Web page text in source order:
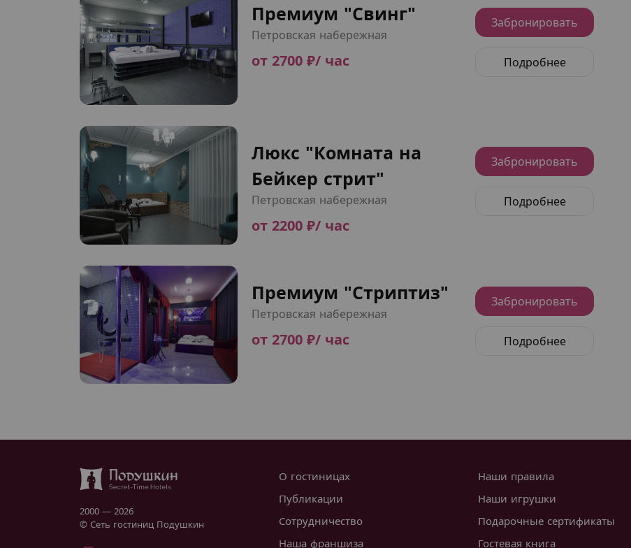
Премиум "Свинг"
Петровская набережная
от 2700 ₽/ час
Забронировать
Подробнее
Люкс "Комната на
Бейкер стрит"
Петровская набережная
от 2200 ₽/ час
Забронировать
Подробнее
Премиум "Стриптиз"
Петровская набережная
от 2700 ₽/ час
Забронировать
Подробнее
2000 — 2026
© Сеть гостиниц Подушкин
О гостиницах
Публикации
Сотрудничество
Наша франшиза
Наши правила
Наши игрушки
Подарочные сертификаты
Гостевая книга